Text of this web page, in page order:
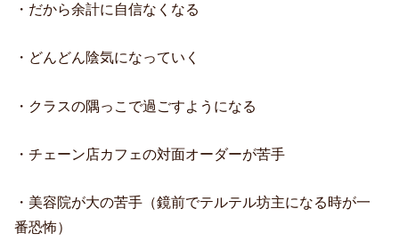
・だから余計に自信なくなる
・どんどん陰気になっていく
・クラスの隅っこで過ごすようになる
・チェーン店カフェの対面オーダーが苦手
・美容院が大の苦手（鏡前でテルテル坊主になる時が一
番恐怖）